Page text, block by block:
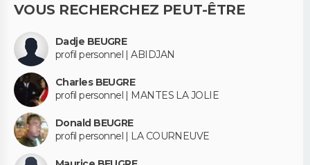
VOUS RECHERCHEZ PEUT-ÊTRE
Dadje BEUGRE
profil personnel | ABIDJAN
Charles BEUGRE
profil personnel | MANTES LA JOLIE
Donald BEUGRE
profil personnel | LA COURNEUVE